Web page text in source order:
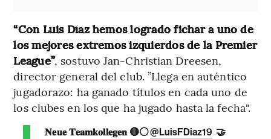
“Con Luis Díaz hemos logrado fichar a uno de
los mejores extremos izquierdos de la Premier
League”, sostuvo Jan-Christian Dreesen,
director general del club. ”Llega en auténtico
jugadorazo: ha ganado títulos en cada uno de
los clubes en los que ha jugado hasta la fecha".
𝐍𝐞𝐮𝐞 𝐓𝐞𝐚𝐦𝐤𝐨𝐥𝐥𝐞𝐠𝐞𝐧 🔴⚪️@LuisFDiaz19 🤝